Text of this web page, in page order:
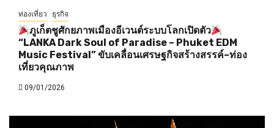
ท่องเที่ยว ธุรกิจ
ภูเก็ตชูศักยภาพเมืองอีเวนต์ระบบโลกเปิดตัว
“LANKA Dark Soul of Paradise – Phuket EDM
Music Festival” ขับเคลื่อนเศรษฐกิจสร้างสรรค์–ท่อง
เที่ยวคุณภาพ
09/01/2026